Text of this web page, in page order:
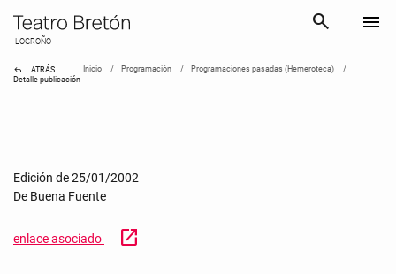
LOGROÑO
search menu
reply ATRÁS Inicio Programación
Programaciones pasadas (Hemeroteca)
Detalle publicación
Edición de 25/01/2002
De Buena Fuente
enlace asociado open_in_new